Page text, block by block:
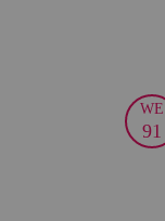
WE
91